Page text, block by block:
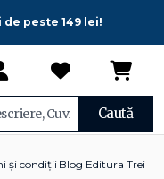
peste 149 lei!
Caută
și condiții Blog Editura Trei